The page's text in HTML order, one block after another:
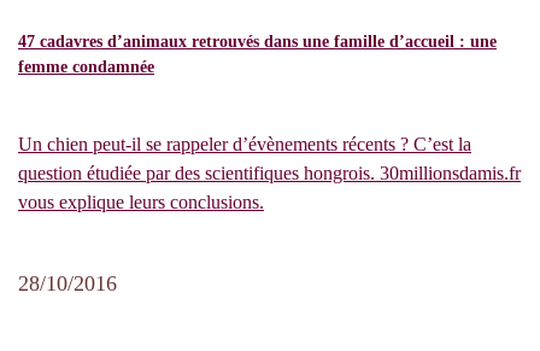
47 cadavres d’animaux retrouvés dans une famille d’accueil : une
femme condamnée
Un chien peut-il se rappeler d’évènements récents ? C’est la
question étudiée par des scientifiques hongrois. 30millionsdamis.fr
vous explique leurs conclusions.
28/10/2016